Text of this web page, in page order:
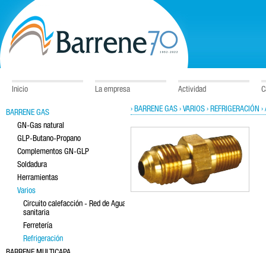
Inicio La empresa Actividad
BARRENE GAS
GN-Gas natural
GLP-Butano-Propano
Complementos GN-GLP
Soldadura
Herramientas
Varios
Circuito calefacción - Red de Agua
sanitaria
Ferretería
Refrigeración
› BARRENE GAS › VARIOS › REFRIGERACIÓN